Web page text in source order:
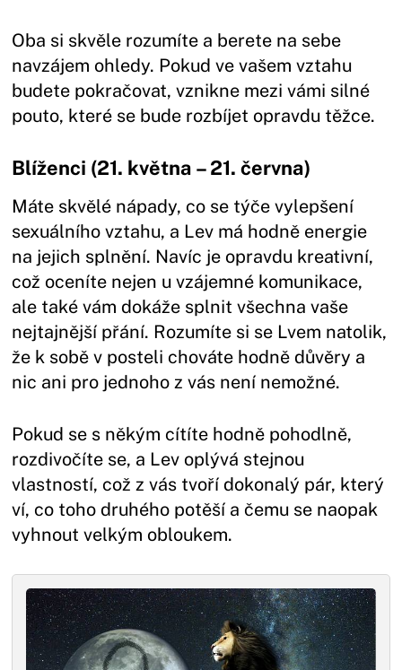
Oba si skvěle rozumíte a berete na sebe
navzájem ohledy. Pokud ve vašem vztahu
budete pokračovat, vznikne mezi vámi silné
pouto, které se bude rozbíjet opravdu těžce.
Blíženci (21. května – 21. června)
Máte skvělé nápady, co se týče vylepšení
sexuálního vztahu, a Lev má hodně energie
na jejich splnění. Navíc je opravdu kreativní,
což oceníte nejen u vzájemné komunikace,
ale také vám dokáže splnit všechna vaše
nejtajnější přání. Rozumíte si se Lvem natolik,
že k sobě v posteli chováte hodně důvěry a
nic ani pro jednoho z vás není nemožné.
Pokud se s někým cítíte hodně pohodlně,
rozdivočíte se, a Lev oplývá stejnou
vlastností, což z vás tvoří dokonalý pár, který
ví, co toho druhého potěší a čemu se naopak
vyhnout velkým obloukem.